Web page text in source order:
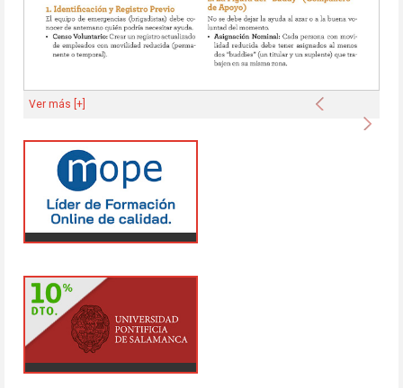
Anterior
Ver más [+]